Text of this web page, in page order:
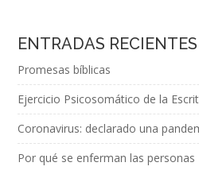
ENTRADAS RECIENTES
Promesas bíblicas
Ejercicio Psicosomático de la
Coronavirus: declarado una
Por qué se enferman las personas